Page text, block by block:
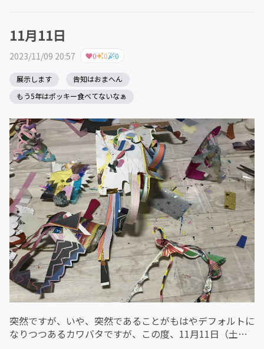
11月11日
2023/11/09 20:57 0 0 0
展示します
告知はおまへん
もう5年はポッキー食べてないなぁ
突然ですが、いや、突然であることがもはやデフォルトに
なりつつあるカワバタですが、この度、11月11日（土）